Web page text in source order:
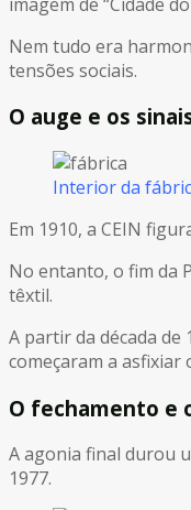
Nem tudo era
tensões sociais.
O auge e os
Interior da
Em 1910, a CEIN
No entanto, o fim da
têxtil.
A partir da década
começaram a asfixiar
O fechamento e
A agonia final durou
1977.